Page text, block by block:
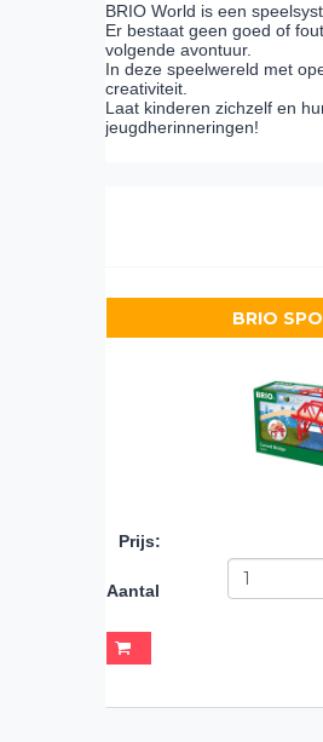
BRIO World is een
Er bestaat geen goed of
volgende avontuur.
In deze speelwereld met
creativiteit.
Laat kinderen zichzelf en
jeugdherinneringen!
BRIO
Prijs:
Aantal